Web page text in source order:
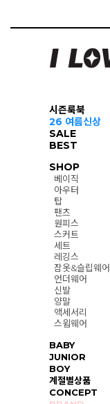
시즌룩북
26 여름신상
SALE
BEST
SHOP
베이직
아우터
탑
팬츠
원피스
스커트
세트
레깅스
잠옷&슬립웨어
언더웨어
신발
양말
액세서리
스윔웨어
BABY
JUNIOR
BOY
계절별상품
CONCEPT